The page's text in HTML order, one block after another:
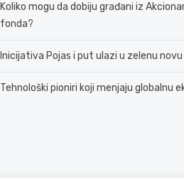
Koliko mogu da dobiju građani iz
fonda?
Inicijativa Pojas i put ulazi u zelenu novu
Tehnološki pioniri koji menjaju globalnu